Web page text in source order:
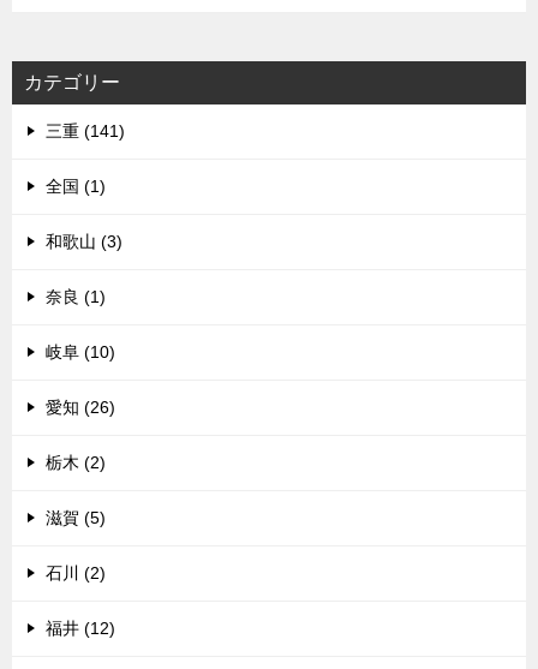
カテゴリー
三重 (141)
全国 (1)
和歌山 (3)
奈良 (1)
岐阜 (10)
愛知 (26)
栃木 (2)
滋賀 (5)
石川 (2)
福井 (12)